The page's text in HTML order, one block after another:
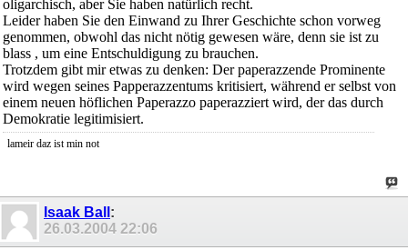
oligarchisch, aber Sie haben natürlich recht.
Leider haben Sie den Einwand zu Ihrer Geschichte schon vorweg
genommen, obwohl das nicht nötig gewesen wäre, denn sie ist zu
blass , um eine Entschuldigung zu brauchen.
Trotzdem gibt mir etwas zu denken: Der paperazzende Prominente
wird wegen seines Papperazzentums kritisiert, während er selbst von
einem neuen höflichen Paperazzo paperazziert wird, der das durch
Demokratie legitimisiert.
lameir daz ist min not
Isaak Ball :
26.03.2004 22:06